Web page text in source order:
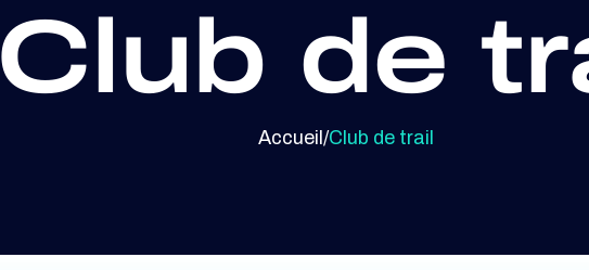
Club de
Accueil /Club de trail